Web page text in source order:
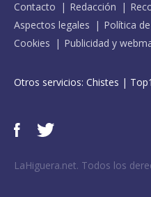
Contacto Redacción
Aspectos legales
Política
Cookies
Publicidad y
Otros servicios: Chistes |
LaHiguera.net. Todos los